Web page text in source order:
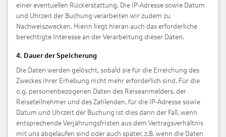
einer eventuellen Rückerstattung. Die IP-Adresse sowie Datum
und Uhrzeit der Buchung verarbeiten wir zudem zu
Nachweiszwecken. Hierin liegt hieran auch das erforderliche
berechtigte Interesse an der Verarbeitung dieser Daten.
4. Dauer der Speicherung
Die Daten werden gelöscht, sobald sie für die Erreichung des
Zweckes ihrer Erhebung nicht mehr erforderlich sind. Für die
o.g. personenbezogenen Daten des Reiseanmelders, der
Reiseteilnehmer und des Zahlenden, für die IP-Adresse sowie
Datum und Uhrzeit der Buchung ist dies dann der Fall, wenn
entsprechende Verjährungsfristen aus dem Vertragsverhältnis
mit uns abgelaufen sind oder auch später, z.B. wenn die Daten